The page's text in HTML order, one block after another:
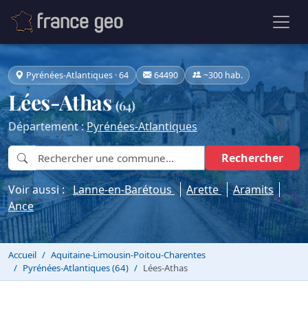
Pyrénées-Atlantiques · 64 64490 ~300 hab.
Lées-Athas(64)
Département :Pyrénées-Atlantiques
Rechercher
Voir aussi :Lanne-en-Barétous Arette
Aramits
Ance
Accueil
Aquitaine-Limousin-Poitou-Charentes
Pyrénées-Atlantiques (64)
Lées-Athas